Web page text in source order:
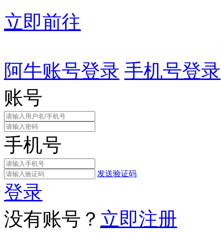
立即前往
阿牛账号登录 手机号登录
账号
手机号
发送验证码
登录
没有账号？ 立即注册